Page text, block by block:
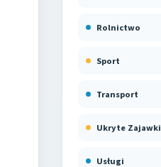
Rolnictwo
Sport
Transport
Ukryte Zajawki
Usługi